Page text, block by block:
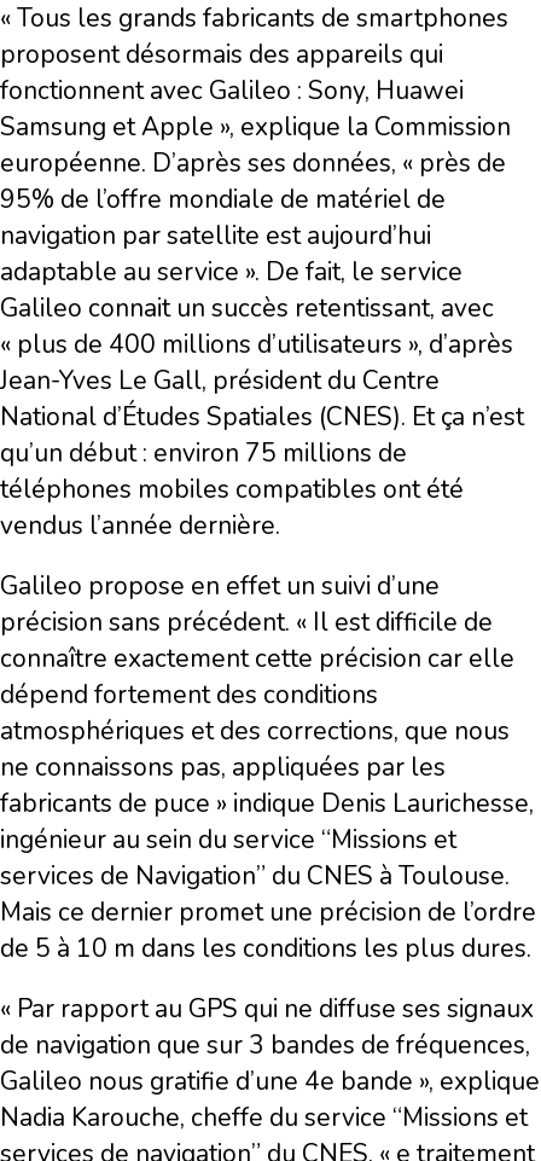
« Tous les grands fabricants de smartphones
proposent désormais des appareils qui
fonctionnent avec Galileo : Sony, Huawei
Samsung et Apple », explique la Commission
européenne. D’après ses données, « près de
95% de l’offre mondiale de matériel de
navigation par satellite est aujourd’hui
adaptable au service ». De fait, le service
Galileo connait un succès retentissant, avec
« plus de 400 millions d’utilisateurs », d’après
Jean-Yves Le Gall, président du Centre
National d’Études Spatiales (CNES). Et ça n’est
qu’un début : environ 75 millions de
téléphones mobiles compatibles ont été
vendus l’année dernière.
Galileo propose en effet un suivi d’une
précision sans précédent. « Il est difficile de
connaître exactement cette précision car elle
dépend fortement des conditions
atmosphériques et des corrections, que nous
ne connaissons pas, appliquées par les
fabricants de puce » indique Denis Laurichesse,
ingénieur au sein du service “Missions et
services de Navigation” du CNES à Toulouse.
Mais ce dernier promet une précision de l’ordre
de 5 à 10 m dans les conditions les plus dures.
« Par rapport au GPS qui ne diffuse ses signaux
de navigation que sur 3 bandes de fréquences,
Galileo nous gratifie d’une 4e bande », explique
Nadia Karouche, cheffe du service “Missions et